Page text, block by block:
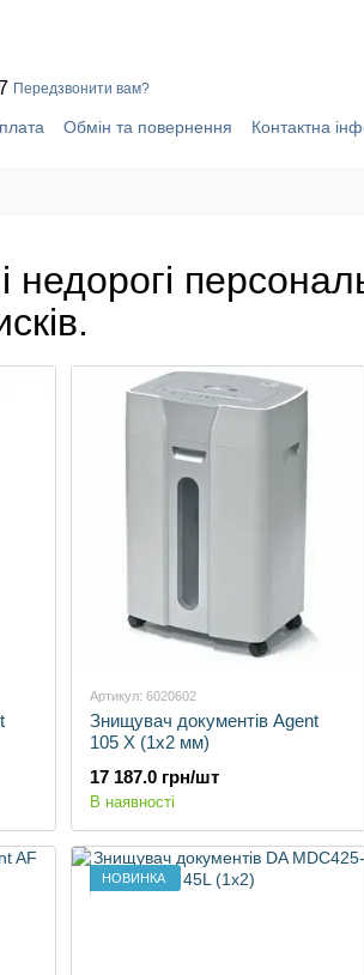
Передзвонити вам?
Обмін та повернення Контактна
недорогі
Артикул: 6020602
Знищувач документів Agent
105 X (1x2 мм)
17 187.0 грн/шт
В наявності
НОВИНКА